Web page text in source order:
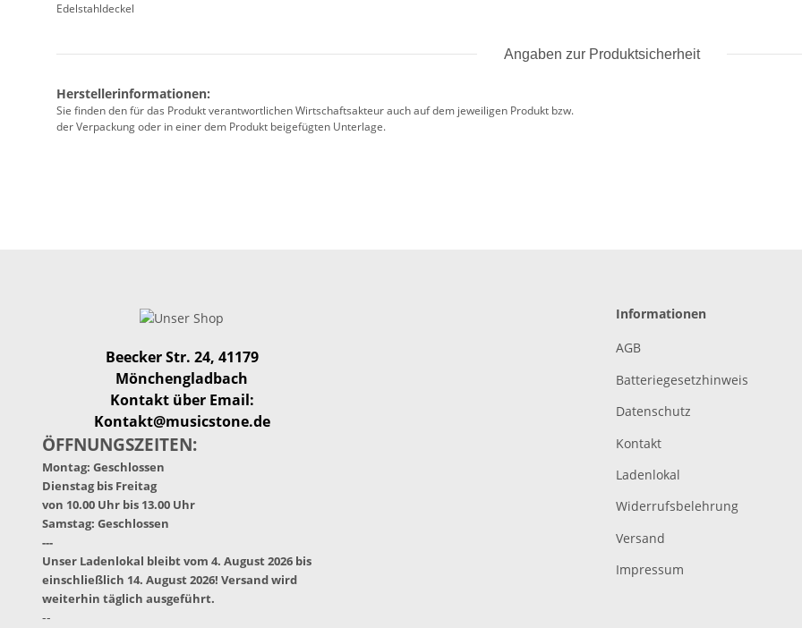
Edelstahldeckel
Angaben zur Produktsicherheit
Herstellerinformationen:
Sie finden den für das Produkt verantwortlichen Wirtschaftsakteur auch auf dem jeweiligen Produkt bzw.
der Verpackung oder in einer dem Produkt beigefügten Unterlage.
Beecker Str. 24, 41179
Mönchengladbach
Kontakt über Email:
Kontakt@musicstone.de
ÖFFNUNGSZEITEN:
Montag: Geschlossen
Dienstag bis Freitag
von 10.00 Uhr bis 13.00 Uhr
Samstag: Geschlossen
---
Unser Ladenlokal bleibt vom 4. August 2026 bis
einschließlich 14. August 2026! Versand wird
weiterhin täglich ausgeführt.
--
Informationen
AGB
Batteriegesetzhinweis
Datenschutz
Kontakt
Ladenlokal
Widerrufsbelehrung
Versand
Impressum